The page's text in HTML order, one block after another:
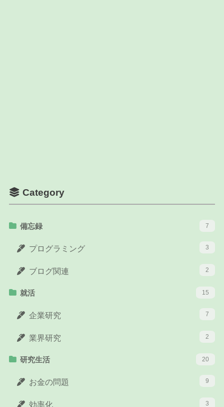
Category
備忘録 7
プログラミング 3
ブログ関連 2
就活 15
企業研究 7
業界研究 2
研究生活 20
お金の問題 9
効率化 3